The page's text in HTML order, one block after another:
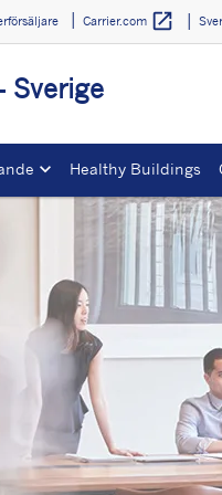
Carrier.com open_in_new
Sverige
Healthy Buildings